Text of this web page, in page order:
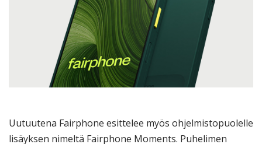
Uutuutena Fairphone esittelee myös ohjelmistopuolelle
lisäyksen nimeltä Fairphone Moments. Puhelimen